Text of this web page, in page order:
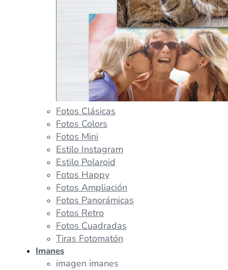
Fotos Clásicas
Fotos Colors
Fotos Mini
Estilo Instagram
Estilo Polaroid
Fotos Happy
Fotos Ampliación
Fotos Panorámicas
Fotos Retro
Fotos Cuadradas
Tiras Fotomatón
Imanes
imagen imanes